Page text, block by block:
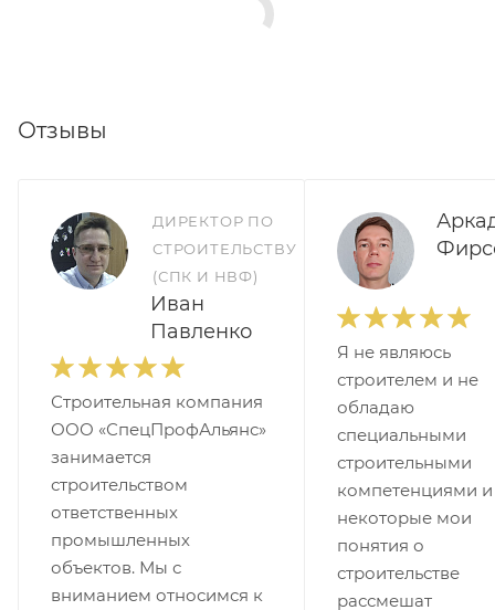
Отзывы
ДИРЕКТОР ПО
СТРОИТЕЛЬСТВУ
(СПК И НВФ)
Иван
Павленко
Строительная компания
ООО «СпецПрофАльянс»
занимается
строительством
ответственных
промышленных
объектов. Мы с
вниманием относимся к
Я не являюсь
строителем и не
обладаю
специальными
строительными
компетенциями и
некоторые мои
понятия о
строительстве
рассмешат